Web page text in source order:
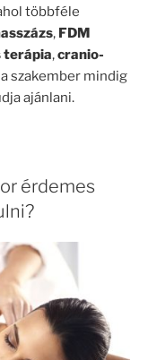
többféle
, FDM
terápia,cranio-
szakember mindig
ajánlani.
érdemes